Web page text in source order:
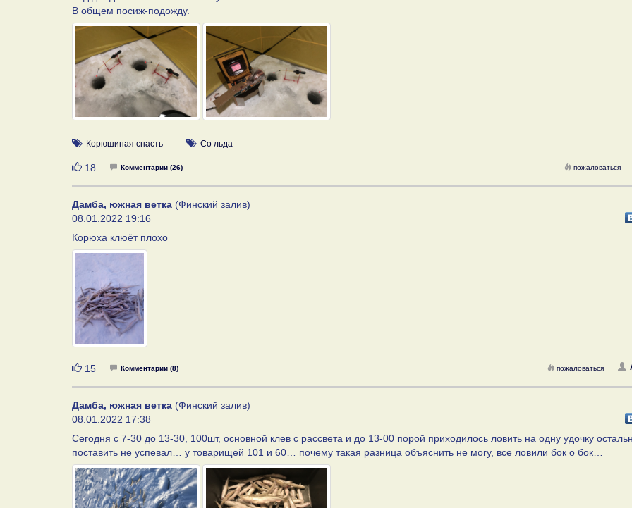
В общем посиж-подожду.
Корюшиная снасть Со льда
Нравится
18 Комментарии (26) пожаловаться
Дамба, южная ветка (Финский залив)
08.01.2022 19:16
Корюха клюёт плохо
Нравится
15 Комментарии (8) пожаловаться
Дамба, южная ветка (Финский залив)
08.01.2022 17:38
Сегодня с 7-30 до 13-30, 100шт, основной клев с рассвета и до 13-00 порой приходилось ловить на одну удочку
поставить не успевал… у товарищей 101 и 60… почему такая разница объяснить не могу, все ловили бок о бок…